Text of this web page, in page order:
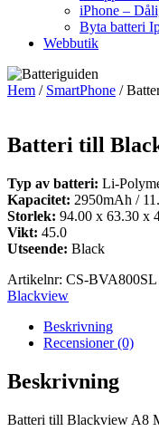
iPhone –
Byta batteri
Webbutik
Hem / SmartPhone /
Batteri till
Typ av batteri: Li-
Kapacitet: 2950mAh /
Storlek: 94.00 x 63.30 x
Vikt: 45.0
Utseende: Black
Artikelnr: CS-BVA800SL
Blackview
Beskrivning
Recensioner (0)
Beskrivning
Batteri till Blackview A8